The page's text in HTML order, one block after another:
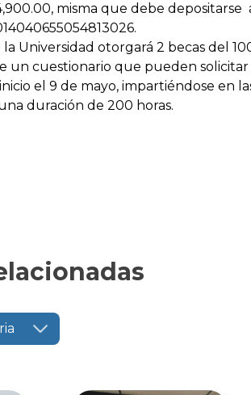
misma que debe
Universidad otorgará 2 becas del
un cuestionario que pueden
el 9 de mayo, impartiéndose en
duración de 200 horas.